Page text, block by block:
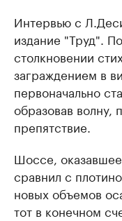
Интервью с
издание "Труд".
столкновении
заграждением в
первоначально
образовав волну,
препятствие.
Шоссе,
сравнил с
новых объемов
тот в конечном